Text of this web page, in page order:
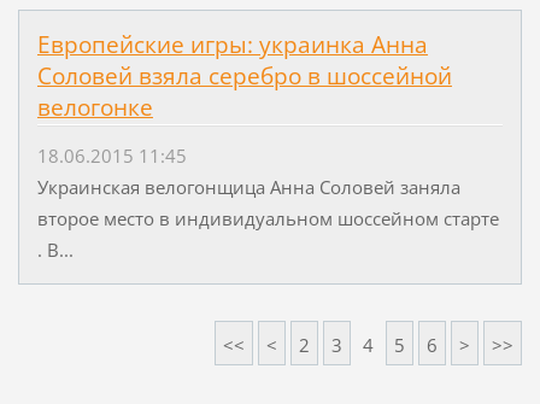
Европейские игры: украинка Анна
Соловей взяла серебро в шоссейной
велогонке
18.06.2015 11:45
Украинская велогонщица Анна Соловей заняла
второе место в индивидуальном шоссейном старте
. В...
<< < 2 3 4 5 6 > >>